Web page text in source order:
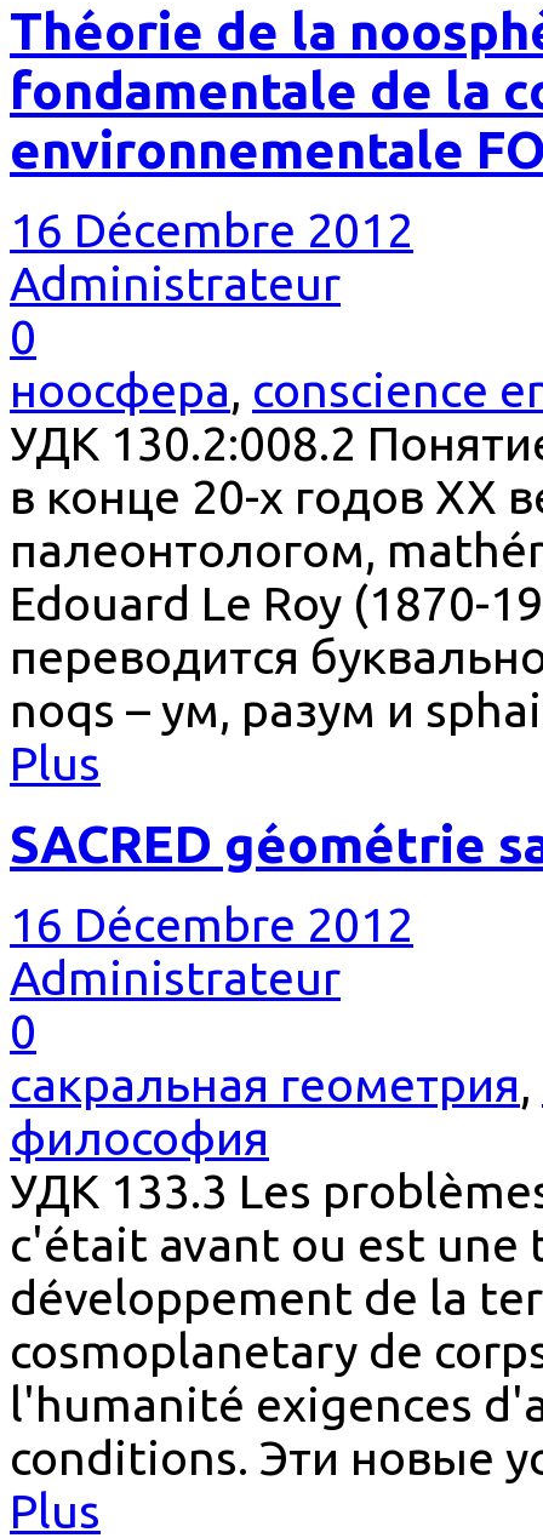
Théorie de la
fondamentale de la
environnementale
16 Décembre 2012
Administrateur
0
ноосфера, conscience
УДК 130.2:008.2
в конце 20-х годов ХХ
палеонтологом,
Edouard Le Roy (1870-
переводится
noqs – ум, разум и
Plus
SACRED géométrie
16 Décembre 2012
Administrateur
0
сакральная геометрия,
философия
УДК 133.3 Les
c'était avant ou est une
développement de la
cosmoplanetary de
l'humanité exigences
conditions. Эти новые
Plus